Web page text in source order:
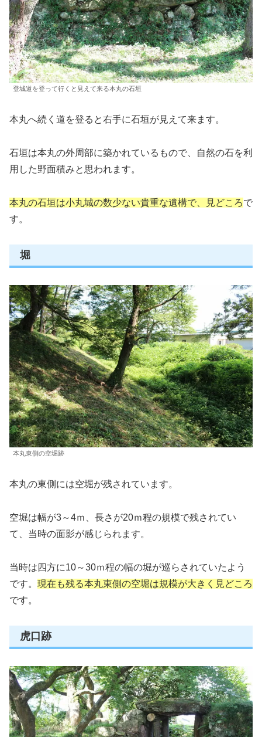
登城道を登って行くと見えて来る本丸の石垣
本丸へ続く道を登ると右手に石垣が見えて来ます。
石垣は本丸の外周部に築かれているもので、自然の石を利
用した野面積みと思われます。
本丸の石垣は小丸城の数少ない貴重な遺構で、見どころで
す。
堀
本丸東側の空堀跡
本丸の東側には空堀が残されています。
空堀は幅が3～4ｍ、長さが20ｍ程の規模で残されてい
て、当時の面影が感じられます。
当時は四方に10～30ｍ程の幅の堀が巡らされていたよう
です。 現在も残る本丸東側の空堀は規模が大きく見どころ
です。
虎口跡